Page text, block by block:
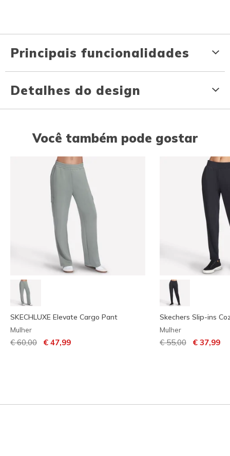
Principais funcionalidades
Detalhes do design
Você também pode gostar
SKECHLUXE Elevate Cargo Pant
Mulher
Preço com desconto de
€ 60,00 para
€ 47,99
Skechers Slip-ins
Mulher
Preço com
€ 55,00para
€ 37,99